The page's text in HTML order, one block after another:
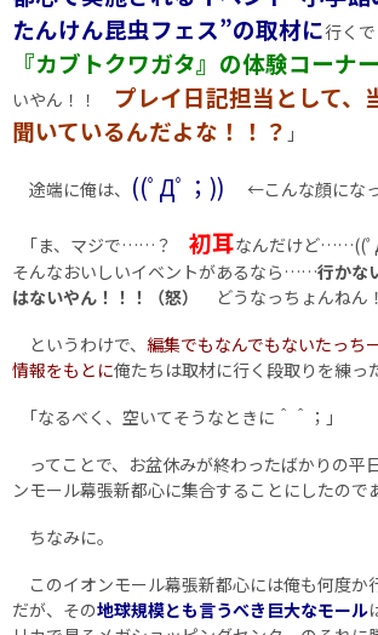
たんけん昆虫フェス”の取材に行く
『カブトクワガタ』の体験コーナー
いやん！！ プレイ日記担当として、
聞いているんだよな！！？ ｣
途端に俺は、 ((ﾟДﾟ；)) ←こんな顔になっ
｢ま、マジで……？ 初耳なんだけど……((ﾟ
そんなおいしいイベントがあるなら……行かな
はないやん！！！（怒）
どうなっちょんねん
というわけで、 編集でもなんでもないたっち
情報をもとに俺たちは取材に行く段取りを練っ
｢なるべく、空いてそうなときに＾＾；｣
ってことで、お盆休みが終わったばかりの平
ンモール幕張新都心に集合することにしたので
ちなみに。
このイオンモール幕張新都心には俺も何度か
だが、その地球規模とも言うべき巨大なモール